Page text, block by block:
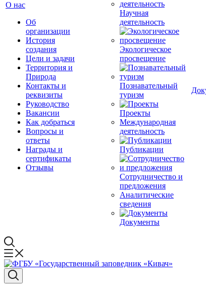
О нас
Об
организации
История
создания
Цели и задачи
Территория и
Природа
Контакты и
реквизиты
Руководство
Вакансии
Как добраться
Вопросы и
ответы
Награды и
сертификаты
Отзывы
Научная
деятельность
Экологическое
просвещение
Познавательный
туризм
Проекты
Международная
деятельность
Публикации
Сотрудничество и
предложения
Аналитические
сведения
Документы